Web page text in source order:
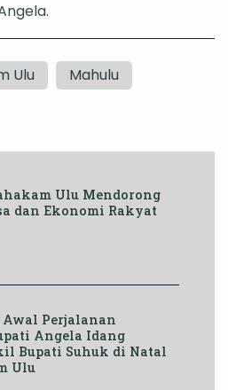
Ulu Mahulu
Ulu Mendorong
dan Ekonomi Rakyat
Perjalanan
Angela Idang
Bupati Suhuk di Natal
Ulu